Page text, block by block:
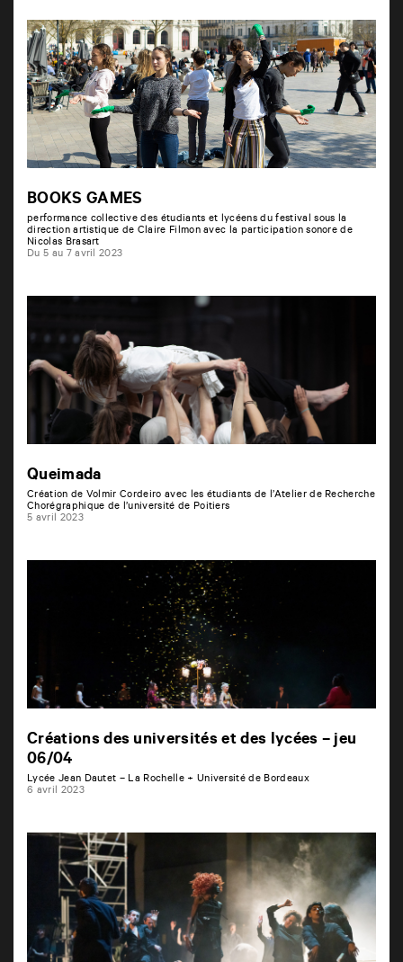
BOOKS GAMES
performance collective des étudiants et lycéens du festival sous la
direction artistique de Claire Filmon avec la participation sonore de
Nicolas Brasart
Du 5 au 7 avril 2023
Queimada
Création de Volmir Cordeiro avec les étudiants de l’Atelier de Recherche
Chorégraphique de l’université de Poitiers
5 avril 2023
Créations des universités et des lycées – jeu
06/04
Lycée Jean Dautet – La Rochelle + Université de Bordeaux
6 avril 2023